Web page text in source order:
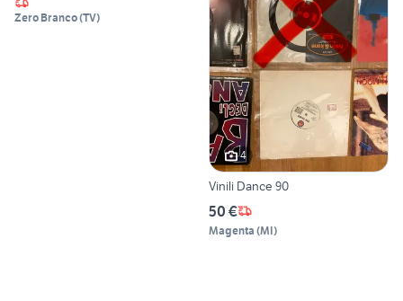
Zero Branco(TV)
4
Vinili Dance 90
50 €
Magenta (MI)